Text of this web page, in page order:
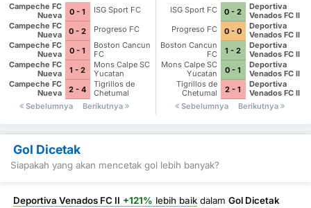
Campeche FC
Nueva
Generacion
0 - 1
ISG Sport FC
Campeche FC
Nueva
Generacion
0 - 2
Progreso FC
Campeche FC
Nueva
Generacion
0 - 1
Boston Cancun
FC
Campeche FC
Nueva
Generacion
1 - 2
Mons Calpe SC
Yucatan
Campeche FC
Nueva
Generacion
2 - 4
Tigrillos de
Chetumal
Sebelumnya
Berikutnya
ISG Sport FC 0 - 2
Deportiva
Venados FC II
Progreso FC
0 - 0
Deportiva
Venados FC II
Boston Cancun
FC
1 - 2
Deportiva
Venados FC II
Mons Calpe SC
Yucatan
0 - 1
Deportiva
Venados FC II
Tigrillos de
Chetumal
2 - 1
Deportiva
Venados FC II
Sebelumnya
Berikutnya
Gol Dicetak
Siapakah yang akan mencetak gol lebih banyak?
Deportiva Venados FC II +121% lebih baik dalam Gol Dicetak